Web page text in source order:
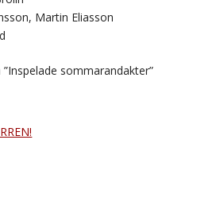
Martin Eliasson
sommarandakter”